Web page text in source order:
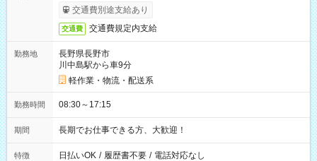
交通費別途支給あり
交通費 交通費規定内支給
勤務地
長野県長野市
川中島駅から車9分
軽作業・物流・配送系
勤務時間 08:30～17:15
期間 長期でお仕事できる方、大歓迎！
特徴 日払いOK / 履歴書不要 / 電話対応なし